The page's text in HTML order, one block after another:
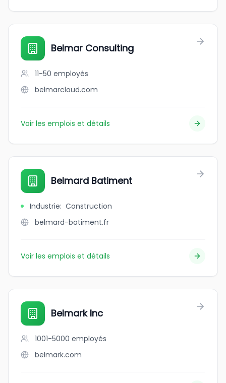
Belmar Consulting
11-50 employés
belmarcloud.com
Voir les emplois et détails
Belmard Batiment
Industrie: Construction
belmard-batiment.fr
Voir les emplois et détails
Belmark Inc
1001-5000 employés
belmark.com